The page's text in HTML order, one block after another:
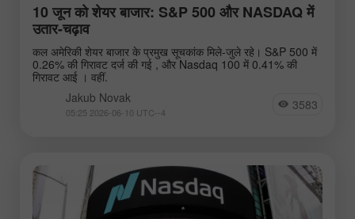
10 जून को शेयर बाजार: S&P 500 और NASDAQ में
उतार-चढ़ाव
कल अमेरिकी शेयर बाजार के प्रमुख सूचकांक मिले-जुले रहे। S&P 500 में
0.26% की गिरावट दर्ज की गई , और Nasdaq 100 में 0.41% की
गिरावट आई । वहीं.
Jakub Novak
05:25 2026-06-10 UTC--4 3583